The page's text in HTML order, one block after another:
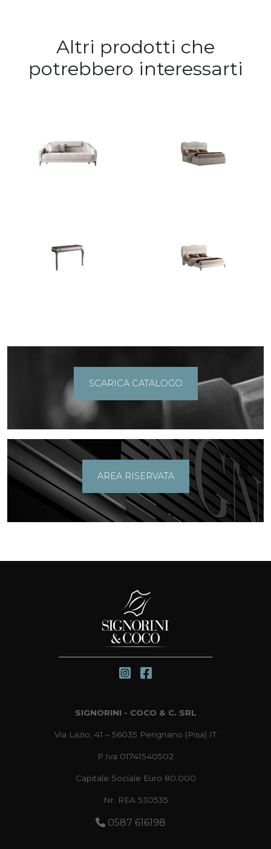
Altri prodotti che
potrebbero interessarti
SCARICA CATALOGO
AREA RISERVATA
SIGNORINI - COCO & C. SRL
Via Lazio, 41 – 56035 Perignano (Pisa) IT
P.Iva 01741540502
Capitale Sociale Euro 80.000
Nr. REA 530535
0587 616198